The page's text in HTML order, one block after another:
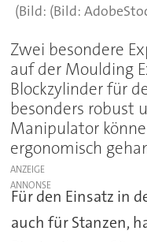
(Bild:
Zwei besondere
auf der Moulding
Blockzylinder für
besonders robust
Manipulator
ergonomisch
ANZEIGE
Für den Einsatz in
auch für Stanzen,